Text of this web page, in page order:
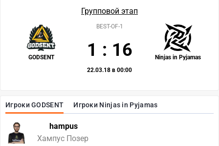
Игроки GODSENT Игроки Ninjas in Pyjamas
hampus
Хампус Позер
Групповой этап
GODSENT Ninjas in Pyjamas
BEST-OF-1
1 : 16
22.03.18 в 00:00